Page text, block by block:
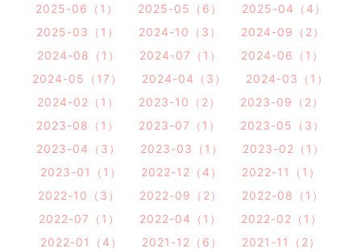
2025-06（1）
2025-05（6）
2025-04（4）
2025-03（1）
2024-10（3）
2024-09（2）
2024-08（1）
2024-07（1）
2024-06（1）
2024-05（17）
2024-04（3）
2024-03（1）
2024-02（1）
2023-10（2）
2023-09（2）
2023-08（1）
2023-07（1）
2023-05（3）
2023-04（3）
2023-03（1）
2023-02（1）
2023-01（1）
2022-12（4）
2022-11（1）
2022-10（3）
2022-09（2）
2022-08（1）
2022-07（1）
2022-04（1）
2022-02（1）
2022-01（4）
2021-12（6）
2021-11（2）